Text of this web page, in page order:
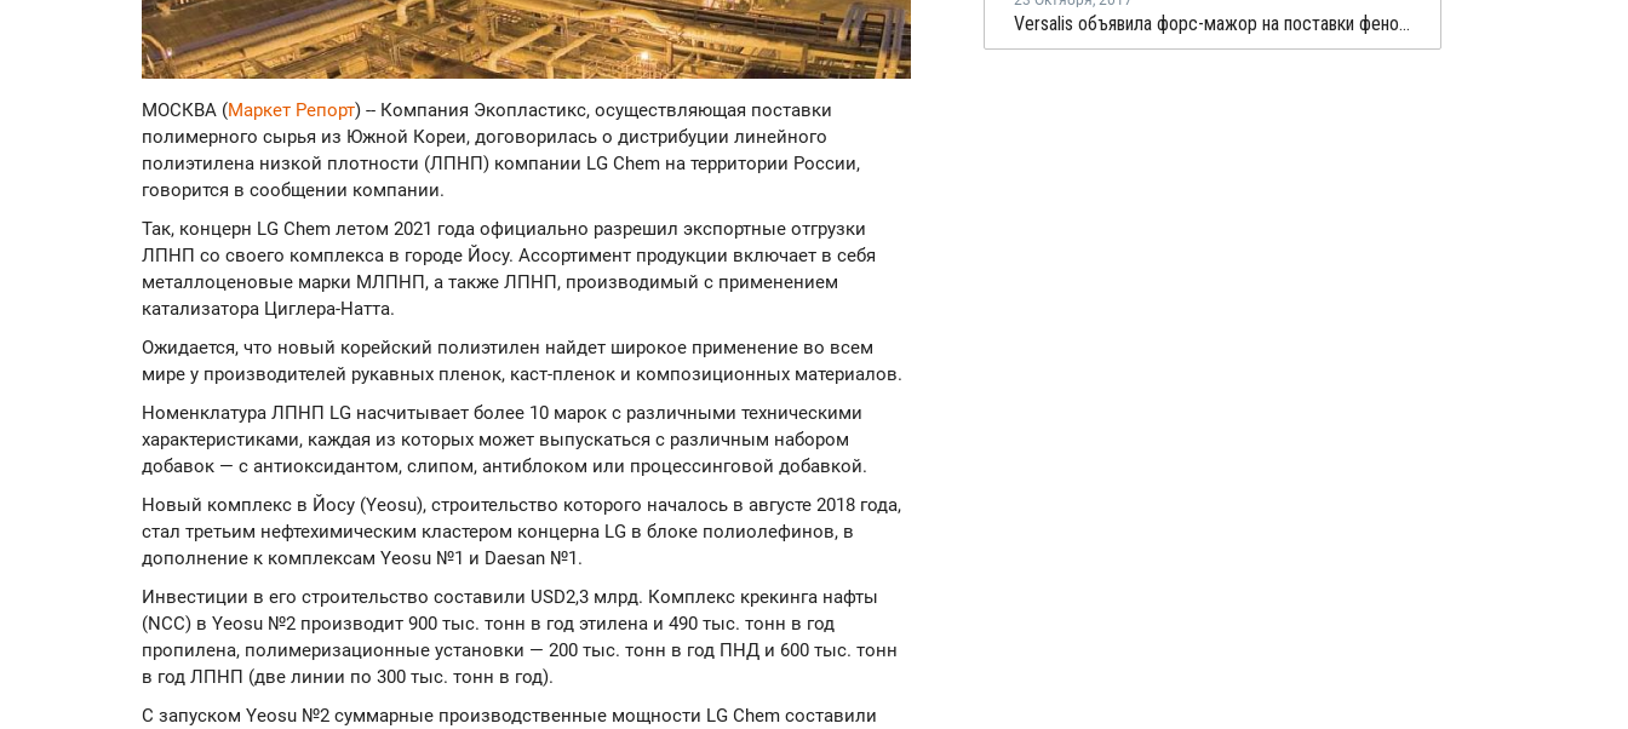
МОСКВА (Маркет Репорт) -- Компания Экопластикс, осуществляющая поставки
полимерного сырья из Южной Кореи, договорилась о дистрибуции линейного
полиэтилена низкой плотности (ЛПНП) компании LG Chem на территории России,
говорится в сообщении компании.
Так, концерн LG Chem летом 2021 года официально разрешил экспортные отгрузки
ЛПНП со своего комплекса в городе Йосу. Ассортимент продукции включает в себя
металлоценовые марки МЛПНП, а также ЛПНП, производимый с применением
катализатора Циглера-Натта.
Ожидается, что новый корейский полиэтилен найдет широкое применение во всем
мире у производителей рукавных пленок, каст-пленок и композиционных материалов.
Номенклатура ЛПНП LG насчитывает более 10 марок с различными техническими
характеристиками, каждая из которых может выпускаться с различным набором
добавок — с антиоксидантом, слипом, антиблоком или процессинговой добавкой.
Новый комплекс в Йосу (Yeosu), строительство которого началось в августе 2018 года,
стал третьим нефтехимическим кластером концерна LG в блоке полиолефинов, в
дополнение к комплексам Yeosu №1 и Daesan №1.
Инвестиции в его строительство составили USD2,3 млрд. Комплекс крекинга нафты
(NCC) в Yeosu №2 производит 900 тыс. тонн в год этилена и 490 тыс. тонн в год
пропилена, полимеризационные установки — 200 тыс. тонн в год ПНД и 600 тыс. тонн
в год ЛПНП (две линии по 300 тыс. тонн в год).
С запуском Yeosu №2 суммарные производственные мощности LG Chem составили
Versalis объявила форс-мажор на поставки фенола с завода в Италии